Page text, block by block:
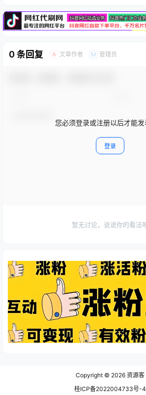
0 条回复 A 文章作者 M 管理员
您必须登录或注册以后才能
登录
暂无讨论，说说你的看法
Copyright © 2026 资源客
桂ICP备2022004733号-4